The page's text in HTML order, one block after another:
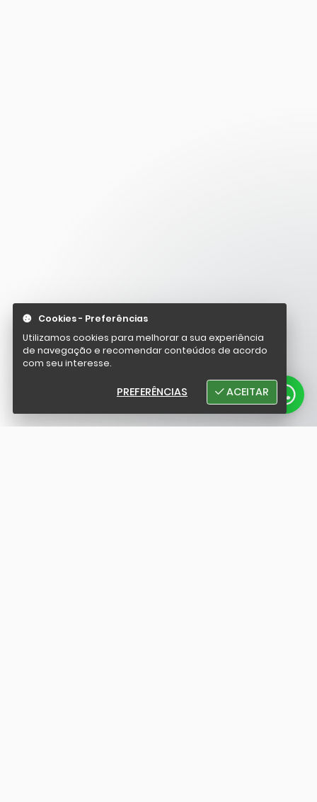
Cookies - Preferências
Utilizamos cookies para melhorar a sua experiência
de navegação e recomendar conteúdos de acordo
com seu interesse.
PREFERÊNCIAS ACEITAR